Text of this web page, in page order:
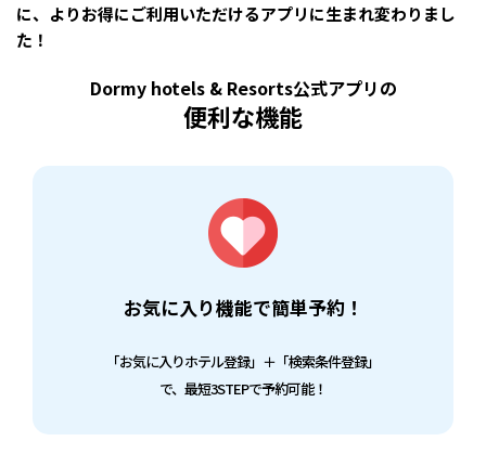
に、よりお得にご利用いただけるアプリに生まれ変わりまし
た！
Dormy hotels & Resorts公式アプリの
便利な機能
お気に入り機能で簡単予約！
「お気に入りホテル登録」＋「検索条件登録」
で、最短3STEPで予約可能！